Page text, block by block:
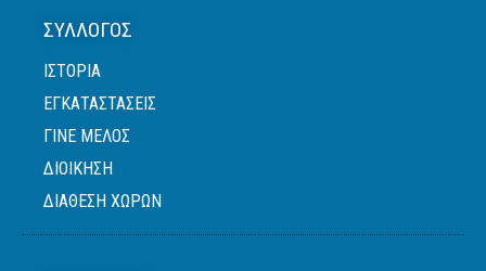
ΣΎΛΛΟΓΟΣ
ΙΣΤΟΡΙΑ
ΕΓΚΑΤΑΣΤΑΣΕΙΣ
ΓΙΝΕ ΜΕΛΟΣ
ΔΙΟΙΚΗΣΗ
ΔΙΑΘΕΣΗ ΧΩΡΩΝ